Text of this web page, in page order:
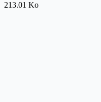
213.01 Ko